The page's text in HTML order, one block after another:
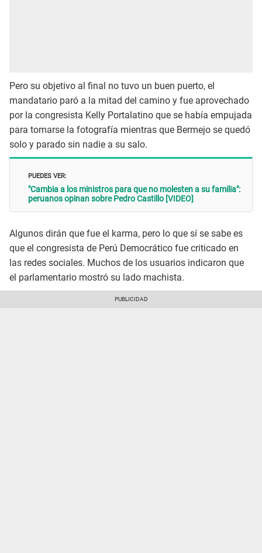
Pero su objetivo al final no tuvo un buen puerto, el
mandatario paró a la mitad del camino y fue aprovechado
por la congresista Kelly Portalatino que se había empujada
para tomarse la fotografía mientras que Bermejo se quedó
solo y parado sin nadie a su salo.
PUEDES VER:
"Cambia a los ministros para que no molesten a su familia":
peruanos opinan sobre Pedro Castillo [VIDEO]
Algunos dirán que fue el karma, pero lo que sí se sabe es
que el congresista de Perú Democrático fue criticado en
las redes sociales. Muchos de los usuarios indicaron que
el parlamentario mostró su lado machista.